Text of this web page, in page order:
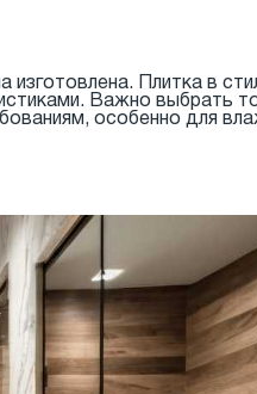
изготовлена. Плитка в
Важно выбрать
особенно для